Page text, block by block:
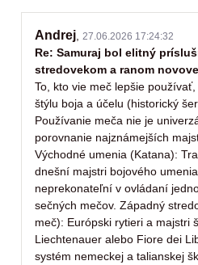
Andrej 27.06.2026 17:24:32
Re: Samuraj bol elitný
stredovekom a ranom
To, kto vie meč lepšie
štýlu boja a účelu (historický
Používanie meča nie je
porovnanie najznámejších
Východné umenia (Katana):
dnešní majstri bojového
neprekonateľní v ovládaní
sečných mečov. Západný
meč): Európski rytieri a majstri
Liechtenauer alebo Fiore dei
systém nemeckej a talianskej